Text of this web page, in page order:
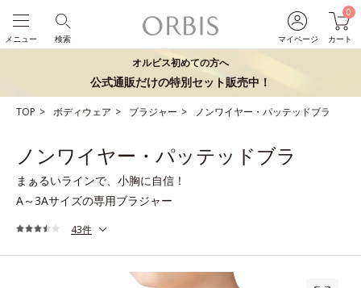
マイページ
0
カート
検索
メニュー
オルビス初めての方へ
公式通販だけの特別セット販売中！
TOP ボディウェア ブラジャー ノンワイヤー・パッテッドブラ
ノンワイヤー・パッテッドブラ
まぁるいラインで、小胸に自信！
A～3Aサイズの専用ブラジャー
43件